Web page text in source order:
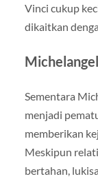
Vinci cukup
dikaitkan
Sementara
menjadi
memberikan
Meskipun
bertahan,